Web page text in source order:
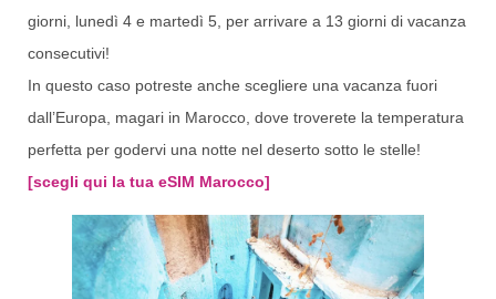
giorni, lunedì 4 e martedì 5, per arrivare a 13 giorni di vacanza
consecutivi!
In questo caso potreste anche scegliere una vacanza fuori
dall’Europa, magari in Marocco, dove troverete la temperatura
perfetta per godervi una notte nel deserto sotto le stelle!
[scegli qui la tua eSIM Marocco]